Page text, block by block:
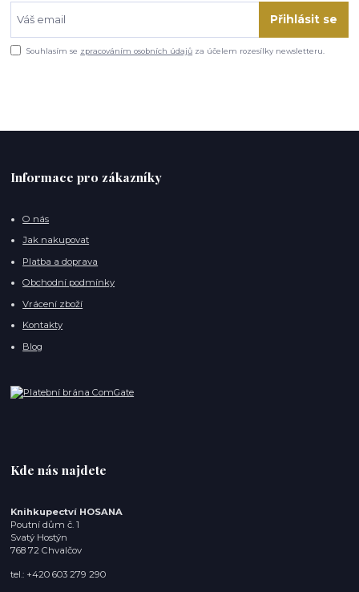
Přihlásit se
Souhlasím se zpracováním osobních údajů za účelem rozesílky newsletteru.
Informace pro zákazníky
O nás
Jak nakupovat
Platba a doprava
Obchodní podmínky
Vrácení zboží
Kontakty
Blog
Kde nás najdete
Knihkupectví HOSANA
Poutní dům č. 1
Svatý Hostýn
768 72 Chvalčov
tel.: +420 603 279 290